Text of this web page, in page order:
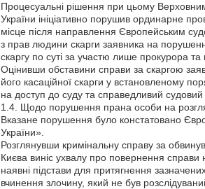
Процесуальні рішення при цьому
України ініціативно порушив ординарне
місце після направлення Європейським
з прав людини скарги заявника на
скаргу по суті за участю лише прокурора та
Оцінивши обставини справи за скаргою
його касаційної скарги у встановленому
на доступ до суду та справедливий
1.4. Щодо порушення прана особи на
Вказане порушення було констатовано
України».
Розглянувши кримінальну справу за
Києва виніс ухвалу про повернення
наявні підстави для притягнення
вчинення злочину, який не був